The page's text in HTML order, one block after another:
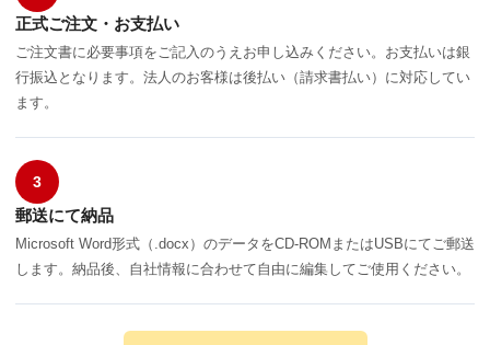
正式ご注文・お支払い
ご注文書に必要事項をご記入のうえお申し込みください。お支払いは銀
行振込となります。法人のお客様は後払い（請求書払い）に対応してい
ます。
3
郵送にて納品
Microsoft Word形式（.docx）のデータをCD-ROMまたはUSBにてご郵送
します。納品後、自社情報に合わせて自由に編集してご使用ください。